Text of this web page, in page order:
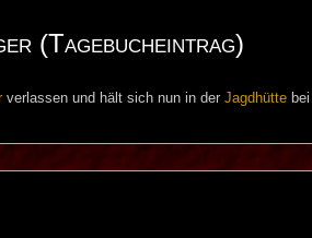
(Tagebucheintrag)
verlassen und hält sich nun in der Jagdhüttebei